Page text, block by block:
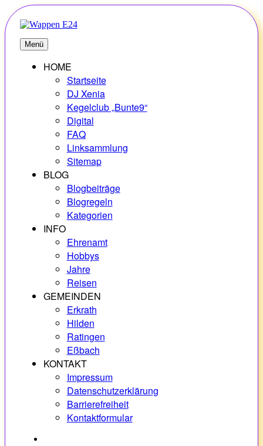
Zum
Inhalt
springen
E24
Erlebnisse – Hobbys – Vielfalt
Menü
HOME
Startseite
DJ Xenia
Kegelclub „Bunte9“
Digital
FAQ
Linksammlung
Sitemap
BLOG
Blogbeiträge
Blogregeln
Kategorien
INFO
Ehrenamt
Hobbys
Jahre
Reisen
GEMEINDEN
Erkrath
Hilden
Ratingen
Eßbach
KONTAKT
Impressum
Datenschutzerklärung
Barrierefreiheit
Kontaktformular